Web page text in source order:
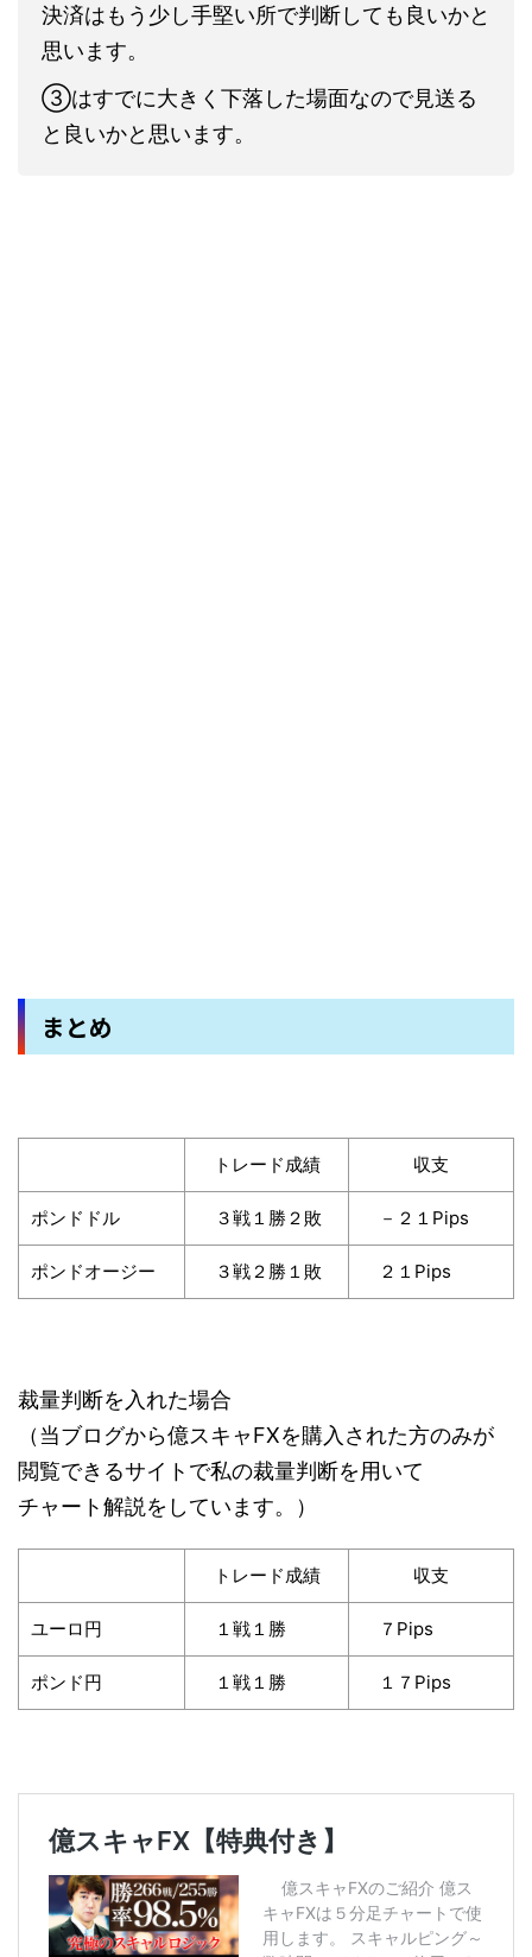
決済はもう少し手堅い所で判断しても良いかと
思います。
③はすでに大きく下落した場面なので見送る
と良いかと思います。
まとめ
トレード成績 収支
ポンドドル ３戦１勝２敗 －２１Pips
ポンドオージー ３戦２勝１敗 ２１Pips
裁量判断を入れた場合
（当ブログから億スキャFXを購入された方のみが
閲覧できるサイトで私の裁量判断を用いて
チャート解説をしています。）
トレード成績 収支
ユーロ円 １戦１勝 ７Pips
ポンド円 １戦１勝 １７Pips